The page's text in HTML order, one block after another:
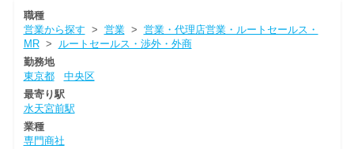
職種
営業から探す > 営業> 営業・代理店営業・ルートセールス・
MR> ルートセールス・渉外・外商
勤務地
東京都
中央区
最寄り駅
水天宮前駅
業種
専門商社